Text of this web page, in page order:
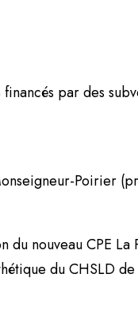
par des
Poirier
nouveau CPE La
du CHSLD de